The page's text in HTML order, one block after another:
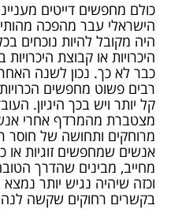
כולם מחפשים דייטים
הישראלי עבר מהפכה
היה מקובל להיות נוכחים
היכרויות או קבוצת
כבר לא כך. נכון לשנה
רבים פשוט מחפשים
קל יותר ויש בכך היגיון.
מצטברת מהמרדף אחרי
מרוחקים ותחושה של חוסר
אנשים שמחפשים זוגיות או
מחייב, מבינים שהדרך
וכזה שיהיה נגיש יותר נמצא
בקשרים רחוקים שקשה